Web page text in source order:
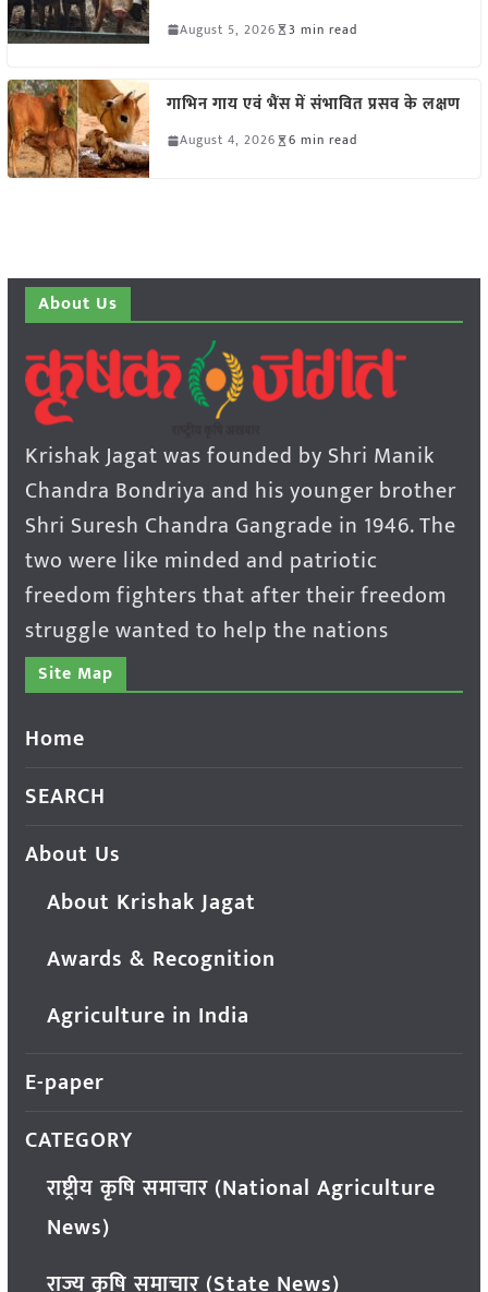
August 5, 2026 3 min read
गाभिन गाय एवं भैंस में संभावित प्रसव के लक्षण
August 4, 2026 6 min read
About Us
Krishak Jagat was founded by Shri Manik
Chandra Bondriya and his younger brother
Shri Suresh Chandra Gangrade in 1946. The
two were like minded and patriotic
freedom fighters that after their freedom
struggle wanted to help the nations
Site Map
Home
SEARCH
About Us
About Krishak Jagat
Awards & Recognition
Agriculture in India
E-paper
CATEGORY
राष्ट्रीय कृषि समाचार (National Agriculture
News)
राज्य कृषि समाचार (State News)